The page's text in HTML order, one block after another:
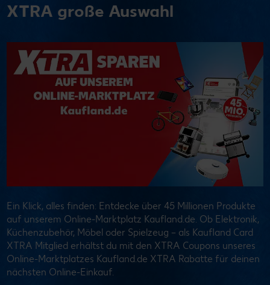
XTRA große Auswahl
Ein Klick, alles finden: Entdecke über 45 Millionen Produkte
auf unserem Online-Marktplatz Kaufland.de. Ob Elektronik,
Küchenzubehör, Möbel oder Spielzeug – als Kaufland Card
XTRA Mitglied erhältst du mit den XTRA Coupons unseres
Online-Marktplatzes Kaufland.de XTRA Rabatte für deinen
nächsten Online-Einkauf.